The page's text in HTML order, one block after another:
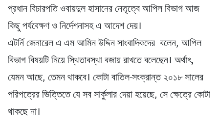
প্রধান বিচারপতি ওবায়দুল হাসানের নেতৃত্বে আপিল বিভাগ আজ
কিছু পর্যবেক্ষণ ও নির্দেশনাসহ এ আদেশ দেয়।
এটর্নি জেনারেল এ এম আমিন উদ্দিন সাংবাদিকদের বলেন, আপিল
বিভাগ বিষয়টি নিয়ে স্থিতাবস্থা বজায় রাখতে বলেছেন। অর্থাৎ,
যেমন আছে, তেমন থাকবে। কোটা বাতিল-সংক্রান্ত ২০১৮ সালের
পরিপত্রের ভিত্তিতে যে সব সার্কুলার দেয়া হয়েছে, সে ক্ষেত্রে কোটা
থাকছে না।